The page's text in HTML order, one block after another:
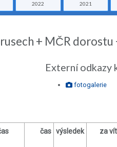
2022 2021
+ MČR
Externí odkazy
fotogalerie
čas výsledek
za